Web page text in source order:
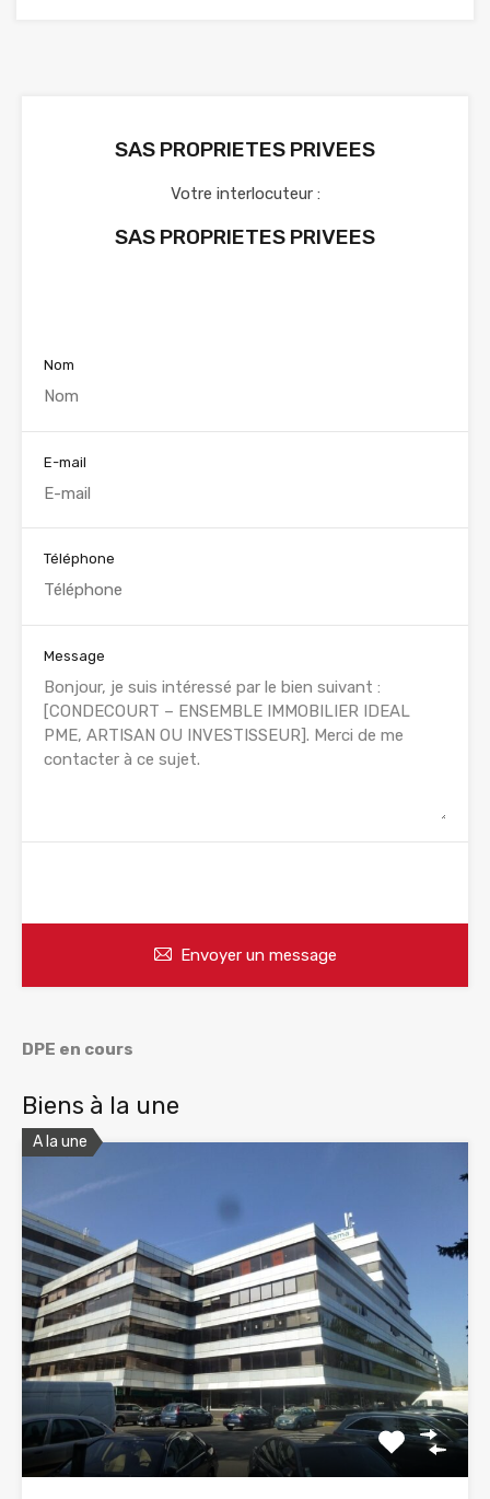
SAS PROPRIETES PRIVEES
Votre interlocuteur :
SAS PROPRIETES PRIVEES
Nom
E-mail
Téléphone
Message
Envoyer un message
DPE en cours
Biens à la une
A la une